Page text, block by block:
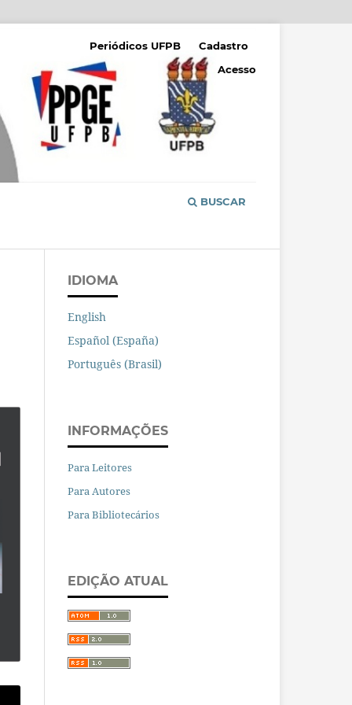
BUSCAR
Periódicos UFPB
Cadastro
Acesso
IDIOMA
English
Español (España)
Português (Brasil)
INFORMAÇÕES
Para Leitores
Para Autores
Para Bibliotecários
EDIÇÃO ATUAL